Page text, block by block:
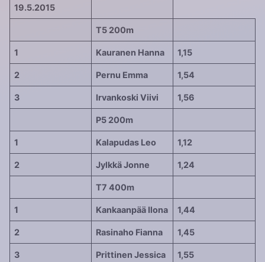
19.5.2015
T5 200m
1 Kauranen Hanna 1,15
2 Pernu Emma 1,54
3 Irvankoski Viivi 1,56
P5 200m
1 Kalapudas Leo 1,12
2 Jylkkä Jonne 1,24
T7 400m
1 Kankaanpää Ilona 1,44
2 Rasinaho Fianna 1,45
3 Prittinen Jessica 1,55